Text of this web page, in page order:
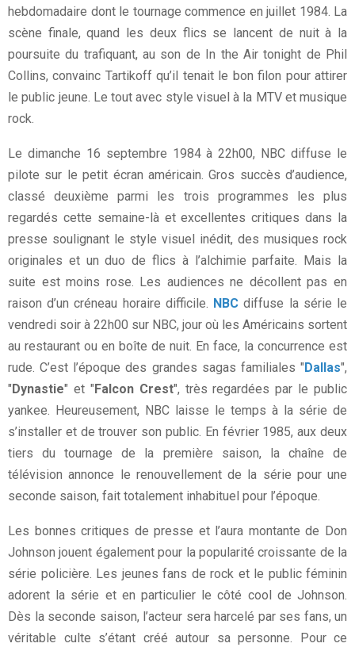
hebdomadaire dont le tournage commence en juillet 1984. La
scène finale, quand les deux flics se lancent de nuit à la
poursuite du trafiquant, au son de In the Air tonight de Phil
Collins, convainc Tartikoff qu’il tenait le bon filon pour attirer
le public jeune. Le tout avec style visuel à la MTV et musique
rock.
Le dimanche 16 septembre 1984 à 22h00, NBC diffuse le
pilote sur le petit écran américain. Gros succès d’audience,
classé deuxième parmi les trois programmes les plus
regardés cette semaine-là et excellentes critiques dans la
presse soulignant le style visuel inédit, des musiques rock
originales et un duo de flics à l’alchimie parfaite. Mais la
suite est moins rose. Les audiences ne décollent pas en
raison d’un créneau horaire difficile. NBC diffuse la série le
vendredi soir à 22h00 sur NBC, jour où les Américains sortent
au restaurant ou en boîte de nuit. En face, la concurrence est
rude. C’est l’époque des grandes sagas familiales "Dallas",
"Dynastie" et "Falcon Crest", très regardées par le public
yankee. Heureusement, NBC laisse le temps à la série de
s’installer et de trouver son public. En février 1985, aux deux
tiers du tournage de la première saison, la chaîne de
télévision annonce le renouvellement de la série pour une
seconde saison, fait totalement inhabituel pour l’époque.
Les bonnes critiques de presse et l’aura montante de Don
Johnson jouent également pour la popularité croissante de la
série policière. Les jeunes fans de rock et le public féminin
adorent la série et en particulier le côté cool de Johnson.
Dès la seconde saison, l’acteur sera harcelé par ses fans, un
véritable culte s’étant créé autour sa personne. Pour ce